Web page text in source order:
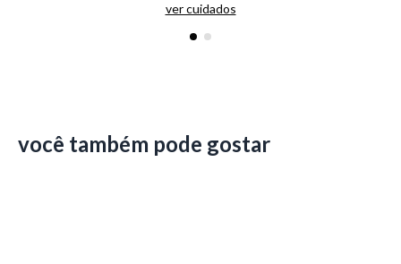
ver cuidados
você também pode gostar